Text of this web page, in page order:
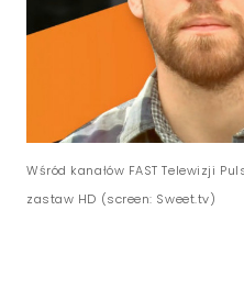
Wśród kanałów FAST Telewizji
zastaw HD (screen: Sweet.tv)